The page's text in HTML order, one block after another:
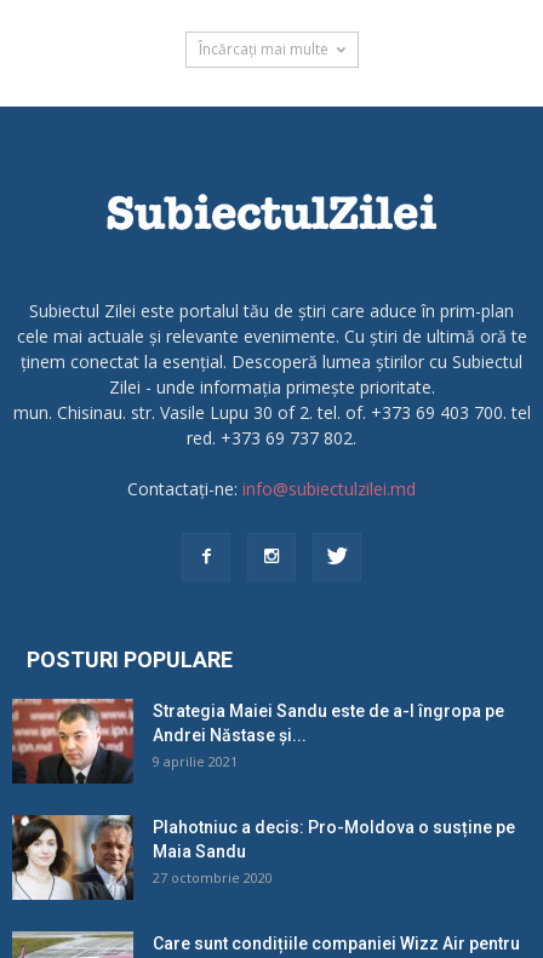
Încărcați mai multe
Subiectul Zilei este portalul tău de știri care aduce în prim-plan
cele mai actuale și relevante evenimente. Cu știri de ultimă oră te
ținem conectat la esențial. Descoperă lumea știrilor cu Subiectul
Zilei - unde informația primește prioritate.
mun. Chisinau. str. Vasile Lupu 30 of 2. tel. of. +373 69 403 700. tel
red. +373 69 737 802.
Contactați-ne: info@subiectulzilei.md
POSTURI POPULARE
Strategia Maiei Sandu este de a-l îngropa pe
Andrei Năstase și...
9 aprilie 2021
Plahotniuc a decis: Pro-Moldova o susține pe
Maia Sandu
27 octombrie 2020
Care sunt condițiile companiei Wizz Air pentru